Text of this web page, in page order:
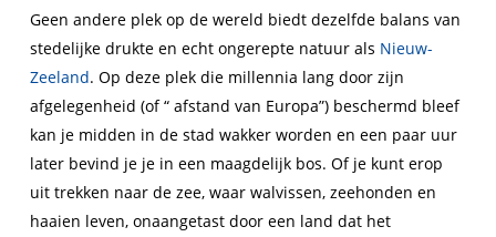
Geen andere plek op de wereld biedt dezelfde balans van
stedelijke drukte en echt ongerepte natuur als Nieuw-
Zeeland. Op deze plek die millennia lang door zijn
afgelegenheid (of “ afstand van Europa”) beschermd bleef
kan je midden in de stad wakker worden en een paar uur
later bevind je je in een maagdelijk bos. Of je kunt erop
uit trekken naar de zee, waar walvissen, zeehonden en
haaien leven, onaangetast door een land dat het